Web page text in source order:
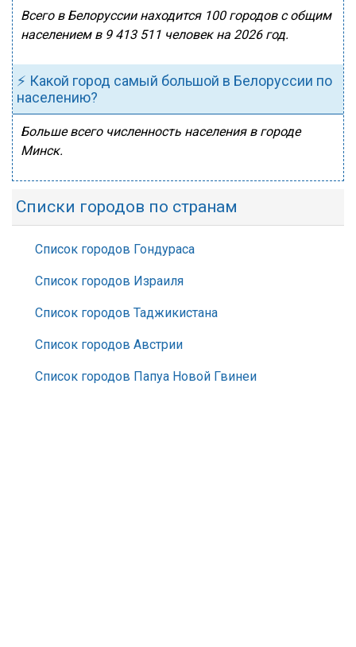
Всего в Белоруссии находится 100 городов с общим
населением в 9 413 511 человек на 2026 год.
⚡ Какой город самый большой в Белоруссии по
населению?
Больше всего численность населения в городе
Минск.
Списки городов по странам
Список городов Гондураса
Список городов Израиля
Список городов Таджикистана
Список городов Австрии
Список городов Папуа Новой Гвинеи